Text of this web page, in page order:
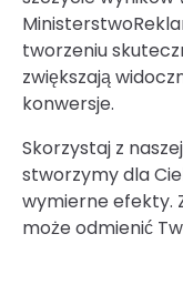
tworzeniu
zwiększają
konwersje.
Skorzystaj z
stworzymy dla
wymierne efekty.
może odmienić